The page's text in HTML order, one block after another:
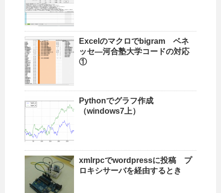
Excelのマクロでbigram ベネ
ッセ―河合塾大学コードの対応
①
Pythonでグラフ作成
（windows7上）
xmlrpcでwordpressに投稿 プ
ロキシサーバを経由するとき